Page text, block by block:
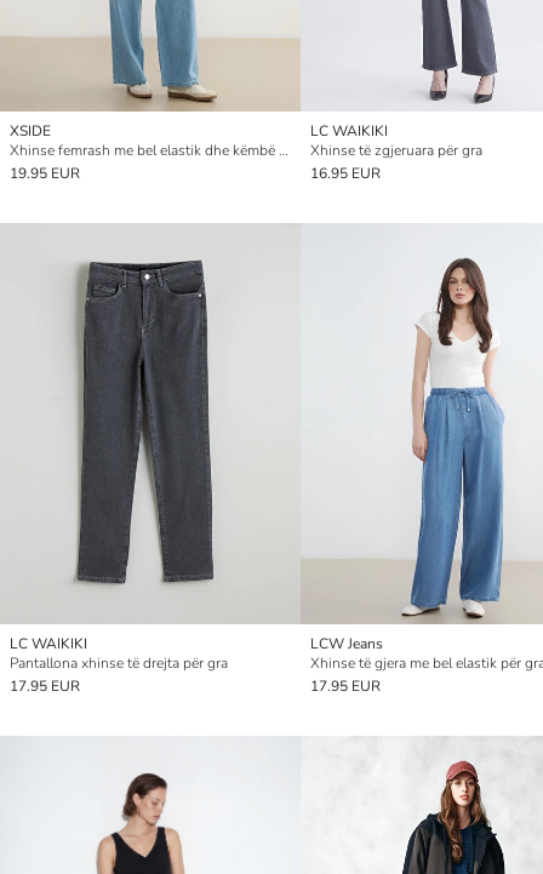
XSIDE
Xhinse femrash me bel elastik dhe këmbë të gjera
19.95 EUR
LC WAIKIKI
Xhinse të zgjeruara për gra
16.95 EUR
LC WAIKIKI
Pantallona xhinse të drejta për gra
17.95 EUR
LCW Jeans
Xhinse të gjera me bel elastik për
17.95 EUR